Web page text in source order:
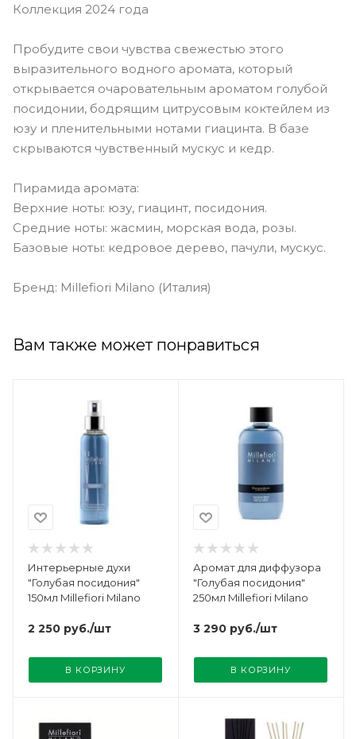
Коллекция 2024 года
Пробудите свои чувства свежестью этого
выразительного водного аромата, который
открывается очаровательным ароматом голубой
посидонии, бодрящим цитрусовым коктейлем из
юзу и пленительными нотами гиацинта. В базе
скрываются чувственный мускус и кедр.
Пирамида аромата:
Верхние ноты: юзу, гиацинт, посидония.
Средние ноты: жасмин, морская вода, розы.
Базовые ноты: кедровое дерево, пачули, мускус.
Бренд: Millefiori Milano (Италия)
Вам также может понравиться
Интерьерные духи
"Голубая посидония"
150мл Millefiori Milano
2 250 руб./шт
В КОРЗИНУ
Аромат для диффузора
"Голубая посидония"
250мл Millefiori Milano
3 290 руб./шт
В КОРЗИНУ